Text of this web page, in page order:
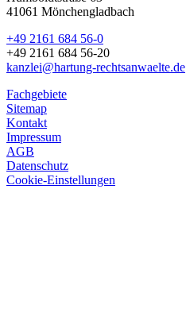
41061 Mönchengladbach
+49 2161 684 56-0
+49 2161 684 56-20
kanzlei@hartung-rechtsanwaelte.de
Fachgebiete
Sitemap
Kontakt
Impressum
AGB
Datenschutz
Cookie-Einstellungen